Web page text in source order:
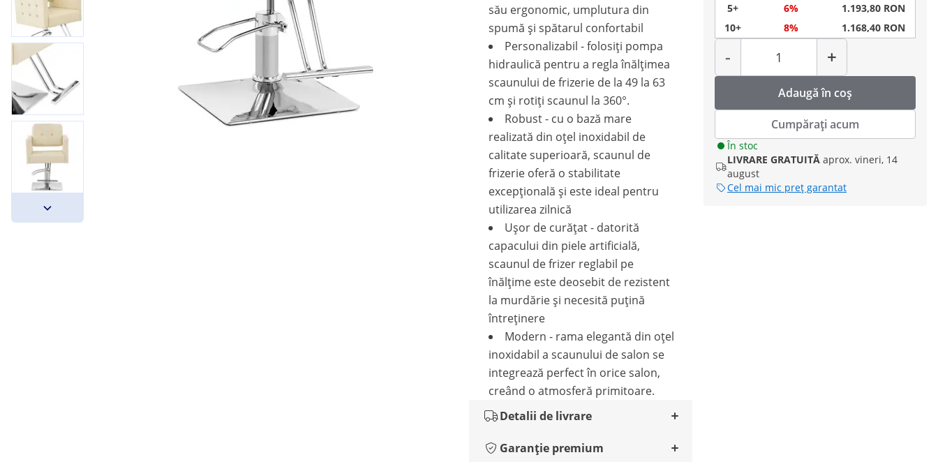
5+
6%
1.193,80 RON
10+
8% 1.168,40 RON
-
Cantitate
+
Adaugă în coș
Cumpărați acum
În stoc
LIVRARE GRATUITĂ aprox. vineri, 14
august
Cel mai mic preț garantat
său ergonomic, umplutura din
spumă și spătarul confortabil
Personalizabil - folosiți pompa
hidraulică pentru a regla înălțimea
scaunului de frizerie de la 49 la 63
cm și rotiți scaunul la 360°.
Robust - cu o bază mare
realizată din oțel inoxidabil de
calitate superioară, scaunul de
frizerie oferă o stabilitate
excepțională și este ideal pentru
utilizarea zilnică
Ușor de curățat - datorită
capacului din piele artificială,
scaunul de frizer reglabil pe
înălțime este deosebit de rezistent
la murdărie și necesită puțină
întreținere
Modern - rama elegantă din oțel
inoxidabil a scaunului de salon se
integrează perfect în orice salon,
creând o atmosferă primitoare.
Detalii de livrare
Garanție premium